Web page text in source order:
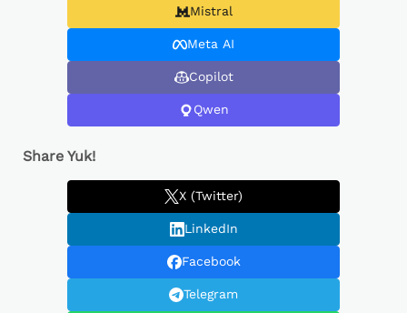
Mistral
Meta AI
Copilot
Qwen
Share Yuk!
X (Twitter)
LinkedIn
Facebook
Telegram